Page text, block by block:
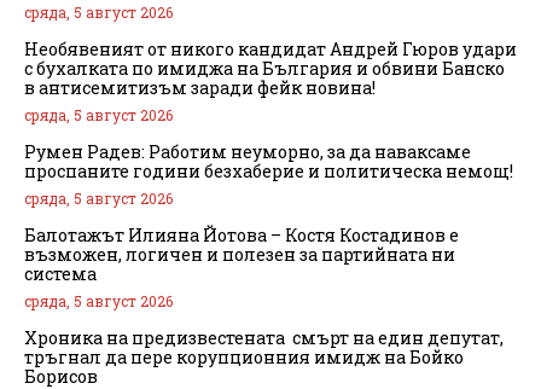
сряда, 5 август 2026
Необявеният от никого кандидат Андрей Гюров удари
с бухалката по имиджа на България и обвини Банско
в антисемитизъм заради фейк новина!
сряда, 5 август 2026
Румен Радев: Работим неуморно, за да наваксаме
проспаните години безхаберие и политическа немощ!
сряда, 5 август 2026
Балотажът Илияна Йотова – Костя Костадинов е
възможен, логичен и полезен за партийната ни
система
сряда, 5 август 2026
Хроника на предизвестената смърт на един депутат,
тръгнал да пере корупционния имидж на Бойко
Борисов